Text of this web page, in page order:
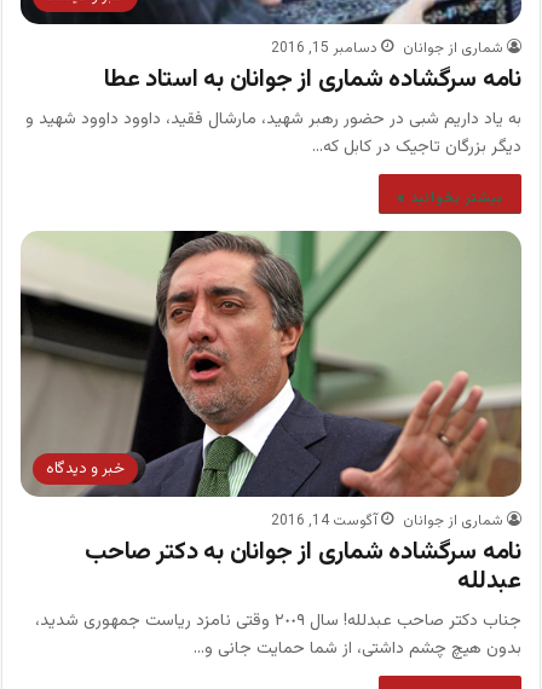
شماری از جوانان دسامبر 15, 2016
نامه سرگشاده شماری از جوانان به استاد عطا
به یاد داریم شبی در حضور رهبر شهید، مارشال فقید، داوود داوود شهید و
دیگر بزرگان تاجیک در کابل که…
بیشتر بخوانید »
خبر و دیدگاه
شماری از جوانان آگوست 14, 2016
نامه سرگشاده شماری از جوانان به دکتر صاحب
عبدلله
جناب دکتر صاحب عبدلله! سال ٢٠٠٩ وقتی نامزد ریاست جمهوری شدید،
بدون هیچ چشم داشتی، از شما حمایت جانی و…